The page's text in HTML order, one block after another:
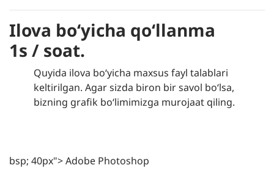
Ilova boʻyicha qoʻllanma
1s / soat.
Quyida ilova boʻyicha maxsus fayl talablari
keltirilgan. Agar sizda biron bir savol boʻlsa,
bizning grafik boʻlimimizga murojaat qiling.
bsp; 40px"> Adobe Photoshop